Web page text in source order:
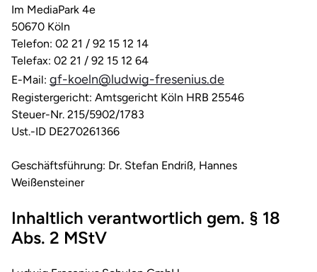
Im MediaPark 4e
50670 Köln
Telefon: 02 21 / 92 15 12 14
Telefax: 02 21 / 92 15 12 64
E-Mail: gf-koeln@ludwig-fresenius.de
Registergericht: Amtsgericht Köln HRB 25546
Steuer-Nr. 215/5902/1783
Ust.-ID DE270261366
Geschäftsführung: Dr. Stefan Endriß, Hannes
Weißensteiner
Inhaltlich verantwortlich gem. § 18
Abs. 2 MStV